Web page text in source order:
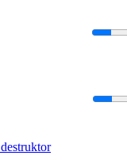
destruktor